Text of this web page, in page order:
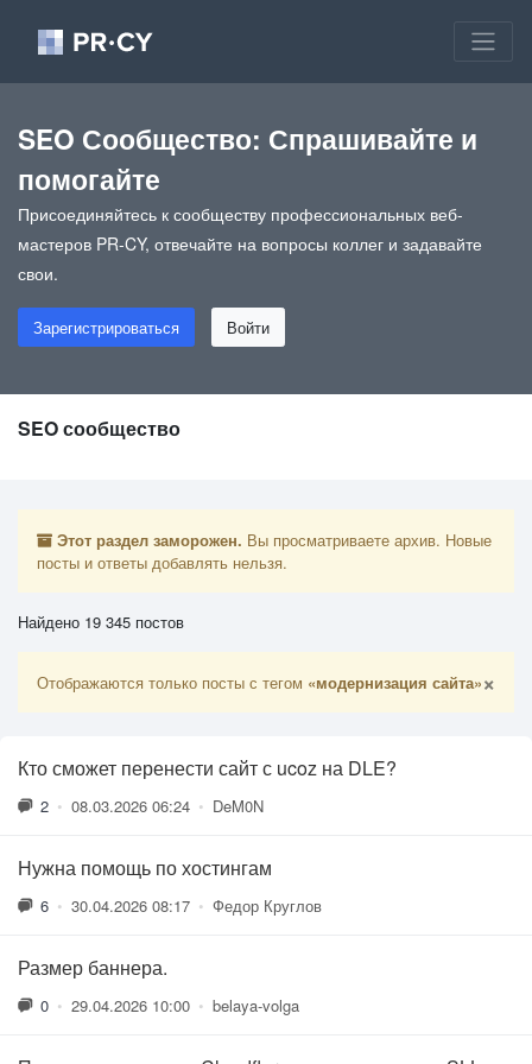
SEO Сообщество: Спрашивайте и
помогайте
Присоединяйтесь к сообществу профессиональных веб-
мастеров PR-CY, отвечайте на вопросы коллег и задавайте
свои.
Зарегистрироваться Войти
SEO сообщество
Этот раздел заморожен. Вы просматриваете архив. Новые
посты и ответы добавлять нельзя.
Найдено 19 345 постов
Отображаются только посты с тегом «модернизация сайта»×
Кто сможет перенести сайт с ucoz на DLE?
2 • 08.03.2026 06:24 • DeM0N
Нужна помощь по хостингам
6 • 30.04.2026 08:17 • Федор Круглов
Размер баннера.
0 • 29.04.2026 10:00 • belaya-volga